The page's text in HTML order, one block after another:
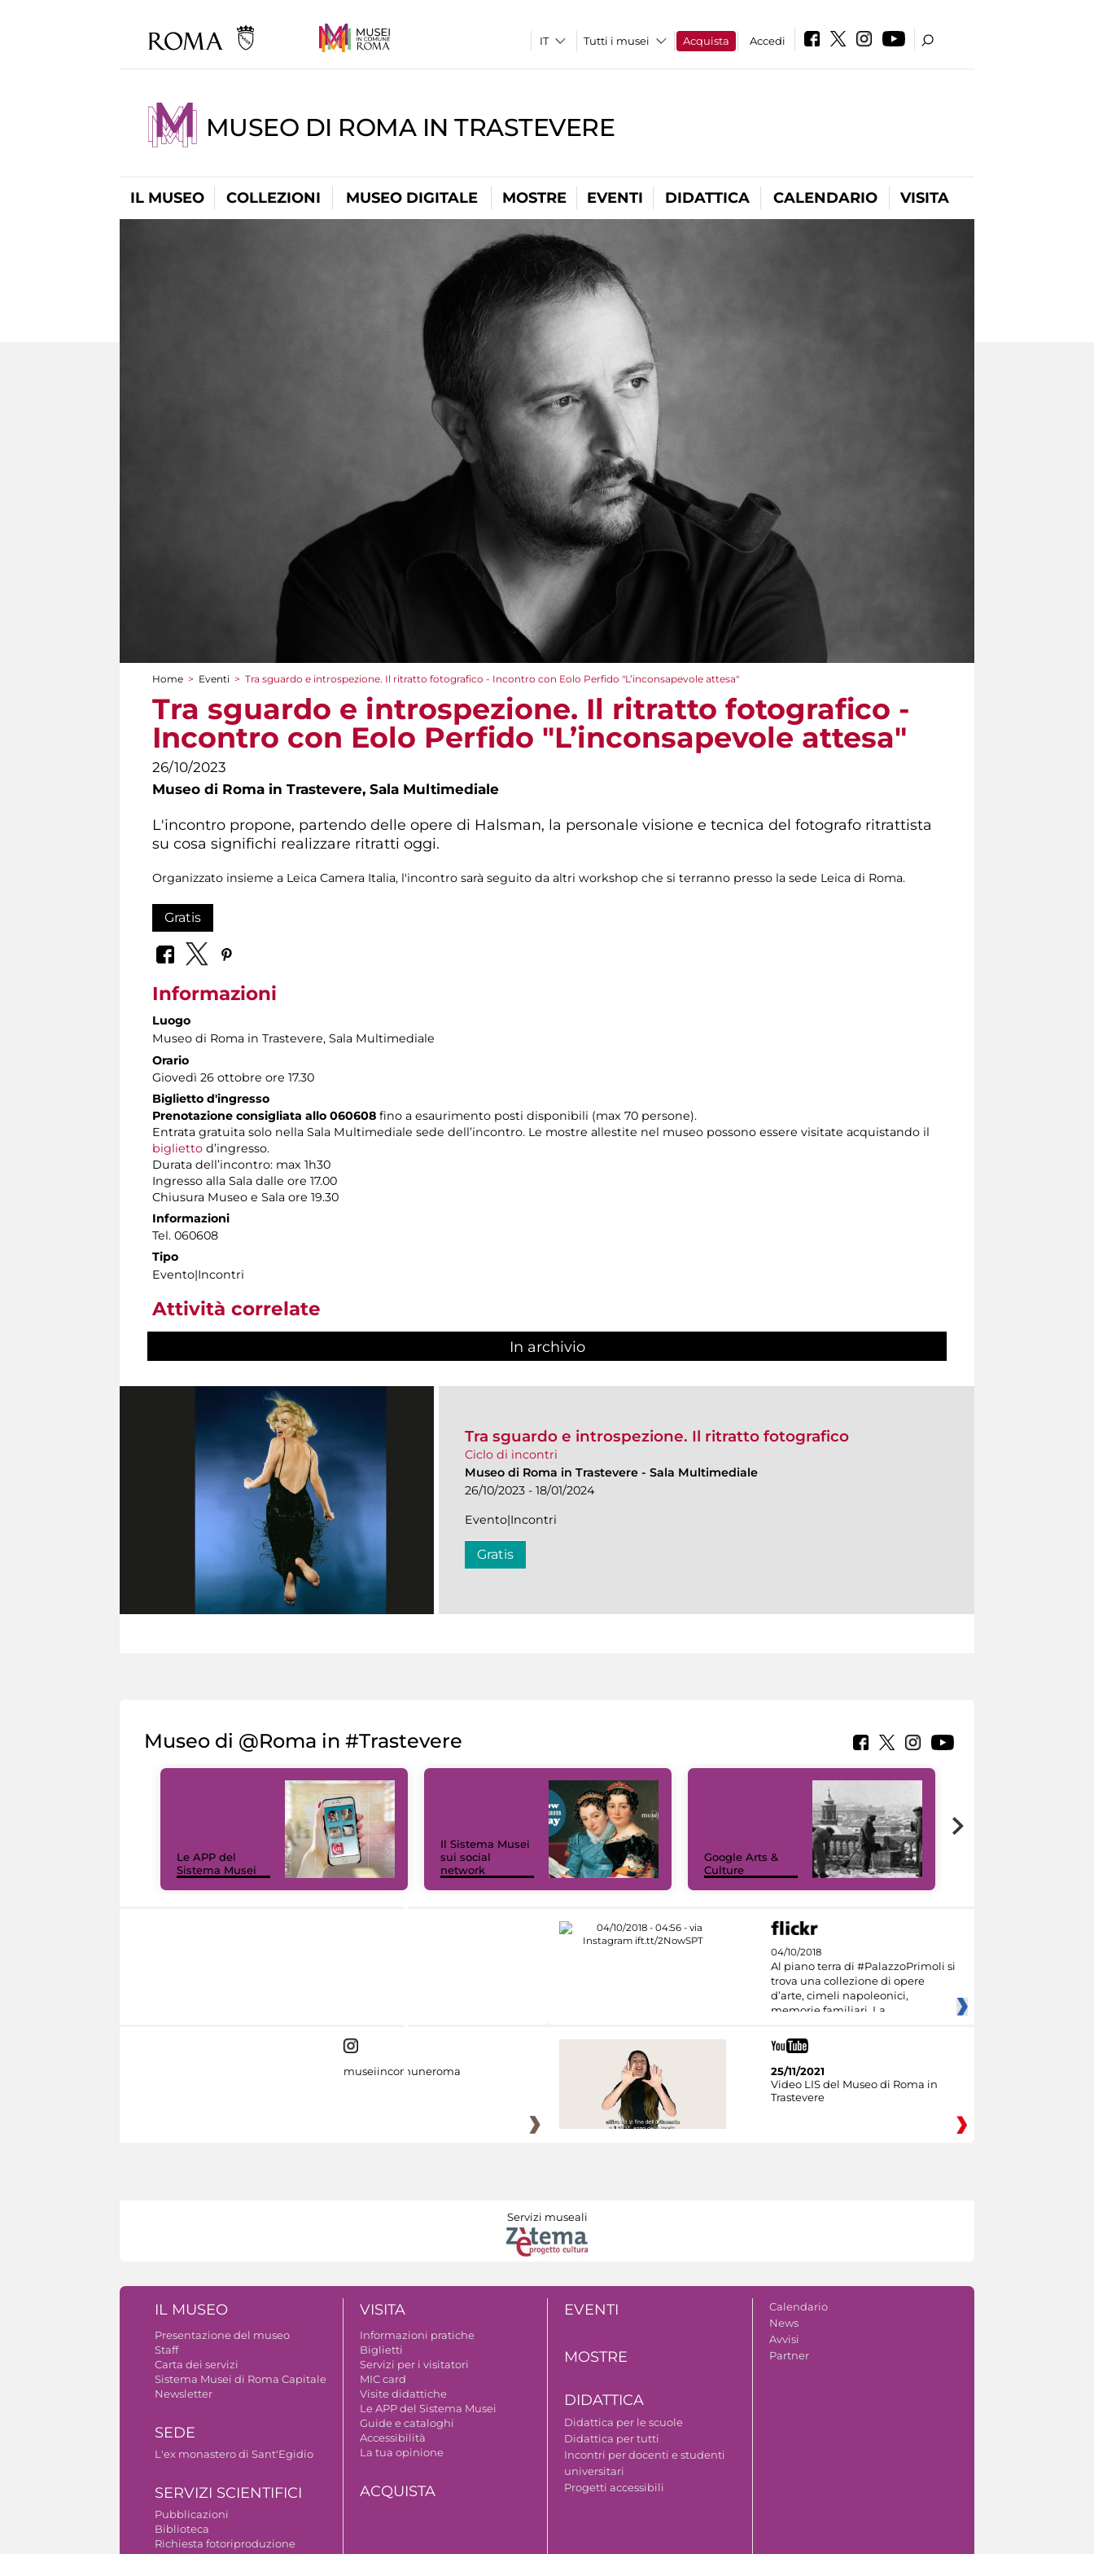
Tutti i musei Acquista Accedi
MUSEO DI ROMA IN TRASTEVERE
IL MUSEO COLLEZIONI MUSEO DIGITALE MOSTRE EVENTI DIDATTICA CALENDARIO VISITA
Tu sei qui
Home > Eventi > Tra sguardo e introspezione. Il ritratto fotografico - Incontro con Eolo Perfido "L’inconsapevole attesa"
Tra sguardo e introspezione. Il ritratto fotografico -
Incontro con Eolo Perfido "L’inconsapevole attesa"
26/10/2023
Museo di Roma in Trastevere, Sala Multimediale
L'incontro propone, partendo delle opere di Halsman, la personale visione e tecnica del fotografo ritrattista
su cosa significhi realizzare ritratti oggi.
Organizzato insieme a Leica Camera Italia, l'incontro sarà seguito da altri workshop che si terranno presso la sede Leica di Roma.
Gratis
Informazioni
Luogo
Museo di Roma in Trastevere, Sala Multimediale
Orario
Giovedì 26 ottobre ore 17.30
Biglietto d'ingresso
Prenotazione consigliata allo 060608 fino a esaurimento posti disponibili (max 70 persone).
Entrata gratuita solo nella Sala Multimediale sede dell’incontro. Le mostre allestite nel museo possono essere visitate acquistando il
biglietto d’ingresso.
Durata dell’incontro: max 1h30
Ingresso alla Sala dalle ore 17.00
Chiusura Museo e Sala ore 19.30
Informazioni
Tel. 060608
Tipo
Evento|Incontri
Attività correlate
In archivio
Tra sguardo e introspezione. Il ritratto fotografico
Ciclo di incontri
Museo di Roma in Trastevere - Sala Multimediale
26/10/2023 - 18/01/2024
Evento|Incontri
Gratis
Museo di @Roma in #Trastevere
Le APP del
Sistema Musei
Il Sistema Musei
sui social
network
Google Arts &
Culture
04/10/2018
Al piano terra di #PalazzoPrimoli si
trova una collezione di opere
d’arte, cimeli napoleonici,
memorie familiari. La
museiincomuneroma
25/11/2021
Video LIS del Museo di Roma in
Trastevere
Servizi museali
IL MUSEO
Presentazione del museo
Staff
Carta dei servizi
Sistema Musei di Roma Capitale
Newsletter
SEDE
L'ex monastero di Sant'Egidio
SERVIZI SCIENTIFICI
Pubblicazioni
Biblioteca
Richiesta fotoriproduzione
VISITA
Informazioni pratiche
Biglietti
Servizi per i visitatori
MIC card
Visite didattiche
Le APP del Sistema Musei
Guide e cataloghi
Accessibilità
La tua opinione
ACQUISTA
EVENTI
MOSTRE
DIDATTICA
Didattica per le scuole
Didattica per tutti
Incontri per docenti e studenti
universitari
Progetti accessibili
Calendario
News
Avvisi
Partner